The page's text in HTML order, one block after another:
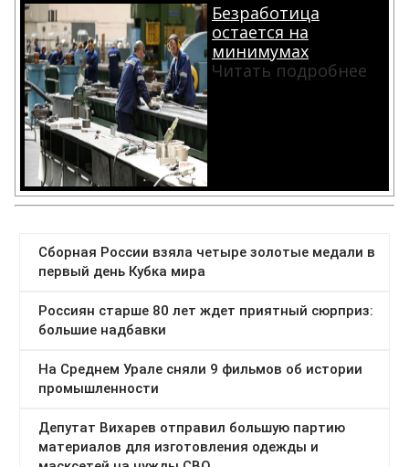
Безработица
остается на
минимумах
Читать подробнее